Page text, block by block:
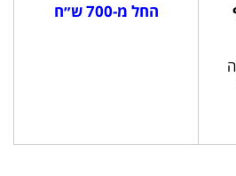
החל מ-700 ש״ח